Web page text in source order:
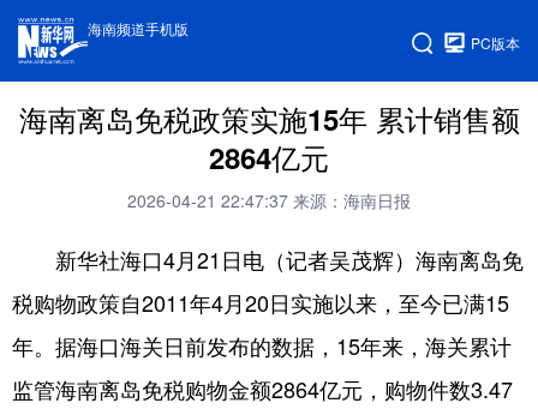
海南频道手机版
PC版本
海南离岛免税政策实施15年 累计销售额
2864亿元
2026-04-21 22:47:37 来源：海南日报
新华社海口4月21日电（记者吴茂辉）海南离岛免
税购物政策自2011年4月20日实施以来，至今已满15
年。据海口海关日前发布的数据，15年来，海关累计
监管海南离岛免税购物金额2864亿元，购物件数3.47